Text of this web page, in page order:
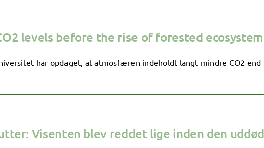
levels before the rise of forested
har opdaget, at atmosfæren indeholdt langt mindre CO2
Visenten blev reddet lige inden den